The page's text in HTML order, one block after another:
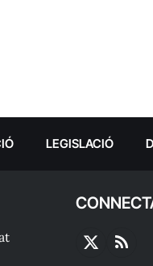
LEGISLACIÓ
X
RSS